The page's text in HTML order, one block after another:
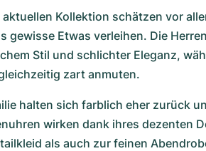
Kollektion schätzen vor
gewisse Etwas verleihen. Die
Stil und schlichter Eleganz,
zart anmuten.
halten sich farblich eher zurück
wirken dank ihres dezenten
als auch zur feinen